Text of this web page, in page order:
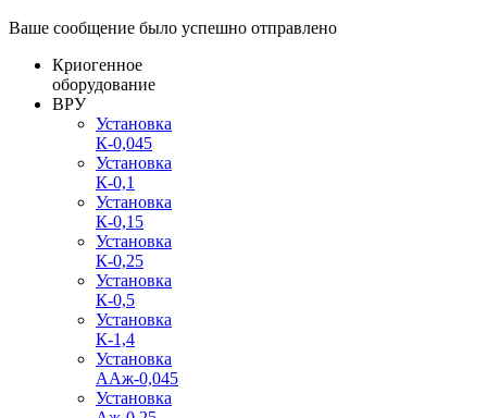
Ваше сообщение было успешно отправлено
Криогенное
оборудование
ВРУ
Установка
К-0,045
Установка
К-0,1
Установка
К-0,15
Установка
К-0,25
Установка
К-0,5
Установка
К-1,4
Установка
ААж-0,045
Установка